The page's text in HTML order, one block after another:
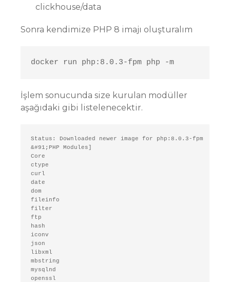
clickhouse/data
Sonra kendimize PHP 8 imajı oluşturalım
docker run php:8.0.3-fpm php -m
İşlem sonucunda size kurulan modüller
aşağıdaki gibi listelenecektir.
Status: Downloaded newer image for php:8.0.3-fpm
&#91;PHP Modules]
Core
ctype
curl
date
dom
fileinfo
filter
ftp
hash
iconv
json
libxml
mbstring
mysqlnd
openssl